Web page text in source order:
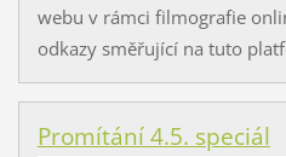
webu v rámci filmografie
odkazy směřující na tuto
Promítání 4.5. speciál